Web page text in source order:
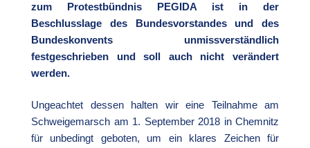
zum Protestbündnis PEGIDA ist in der
Beschlusslage des Bundesvorstandes und des
Bundeskonvents unmissverständlich
festgeschrieben und soll auch nicht verändert
werden.
Ungeachtet dessen halten wir eine Teilnahme am
Schweigemarsch am 1. September 2018 in Chemnitz
für unbedingt geboten, um ein klares Zeichen für